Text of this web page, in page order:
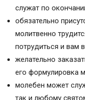
служат по
обязательно
молитвенно
потрудиться и вам
желательно
его формулировка
молебен может
так и любому